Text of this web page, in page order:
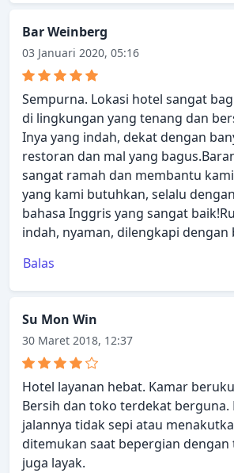
Bar Weinberg
03 Januari 2020, 05:16
Sempurna. Lokasi hotel sangat
di lingkungan yang tenang dan
Inya yang indah, dekat dengan
restoran dan mal yang
sangat ramah dan membantu
yang kami butuhkan, selalu
bahasa Inggris yang sangat
indah, nyaman, dilengkapi dengan
Balas
Su Mon Win
30 Maret 2018, 12:37
Hotel layanan hebat. Kamar
Bersih dan toko terdekat berguna.
jalannya tidak sepi atau
ditemukan saat bepergian dengan
juga layak.